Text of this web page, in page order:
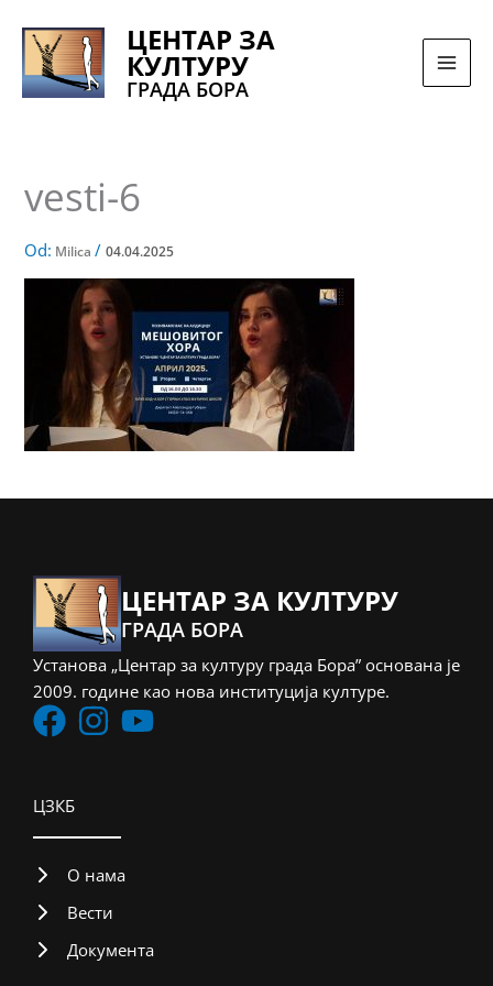
sadržaj
ЦЕНТАР ЗА
КУЛТУРУ
ГРАДА БОРА
vesti-6
Od: Milica/04.04.2025
ЦЕНТАР ЗА КУЛТУРУ
ГРАДА БОРА
Установа „Центар за културу града Бора” основана је
2009. године као нова институција културе.
ЦЗКБ
О нама
Вести
Документа